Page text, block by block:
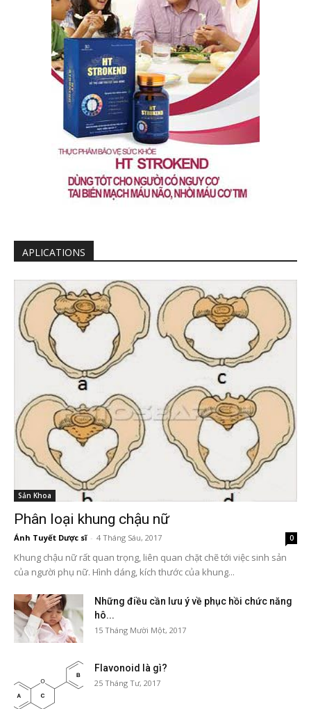
APLICATIONS
Sản Khoa
Phân loại khung chậu nữ
Ánh Tuyết Dược sĩ - 4 Tháng Sáu, 2017 0
Khung chậu nữ rất quan trọng, liên quan chặt chẽ tới việc sinh sản
của người phụ nữ. Hình dáng, kích thước của khung...
Những điều cần lưu ý về phục hồi chức năng
hô...
15 Tháng Mười Một, 2017
Flavonoid là gì?
25 Tháng Tư, 2017